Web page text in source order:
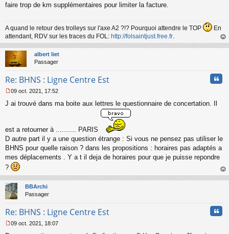
s
g
e
n
o
n
l
faire trop de km supplémentaires pour limiter la facture.
A quand le retour des trolleys sur l'axe A2 ?!? Pourquoi attendre le TOP
En
attendant, RDV sur les traces du FOL: http://folsaintjust.free.fr.
au
albert liet
Passager
Re: BHNS : Ligne Centre Est
e
a
e
n
o
n
u
09 oct. 2021, 17:52
J ai trouvé dans ma boite aux lettres le questionnaire de concertation. Il
est a retourner à .......... PARIS
D autre part il y a une question étrange : Si vous ne pensez pas utiliser le
BHNS pour quelle raison ? dans les propositions : horaires pas adaptés a
mes déplacements . Y a t il deja de horaires pour que je puisse repondre
?
au
BBArchi
Passager
Re: BHNS : Ligne Centre Est
09 oct. 2021, 18:07